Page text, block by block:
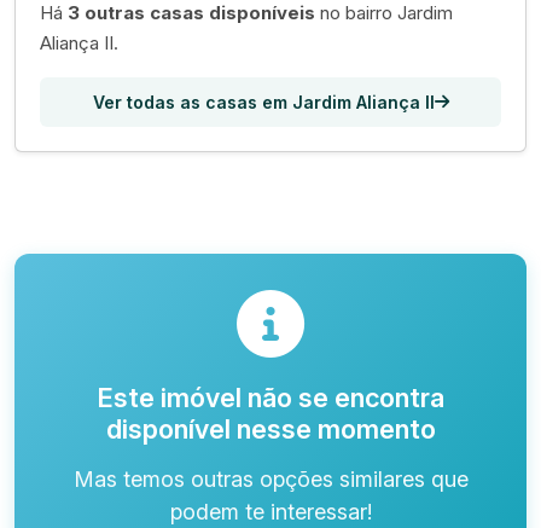
Há 3 outras casas disponíveis no bairro Jardim
Aliança II.
Ver todas as casas em Jardim Aliança II
Este imóvel não se encontra
disponível nesse momento
Mas temos outras opções similares que
podem te interessar!